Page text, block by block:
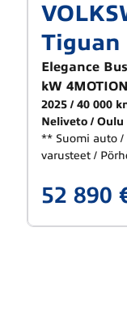
Tiguan
Elegance
kW
2025 40 000
Neliveto
Oulu
** Suomi auto /
varusteet /
52 890